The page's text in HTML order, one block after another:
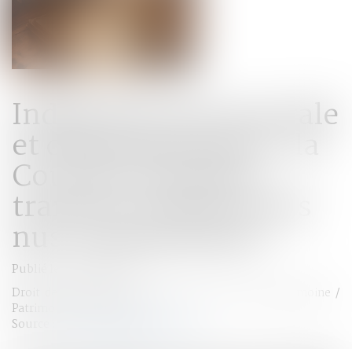
Indivision successorale
et démembrement : la
Cour de cassation
tranche en faveur des
nus-propriétaires
Publié le :
Droit de la famille, des personnes et de leur patrimoine /
Patrimoine et succession
Source :